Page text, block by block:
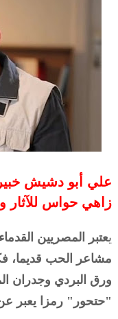
علي أبو دشيش
زاهي حواس للآثار
يعتبر المصريين
مشاعر الحب
ورق البردي وجدران
"حتحور" رمزا يعبر